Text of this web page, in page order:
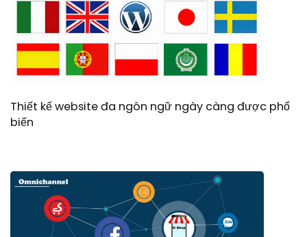
Thiết kế website đa ngôn ngữ ngày càng được phổ
biến